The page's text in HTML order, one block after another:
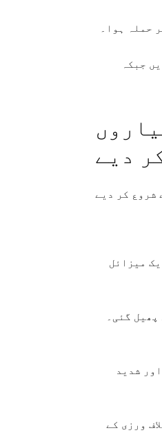
حملہ ہوا۔
جبکہ
دیے
میزائل
گئی۔
شدید
ورزی کے